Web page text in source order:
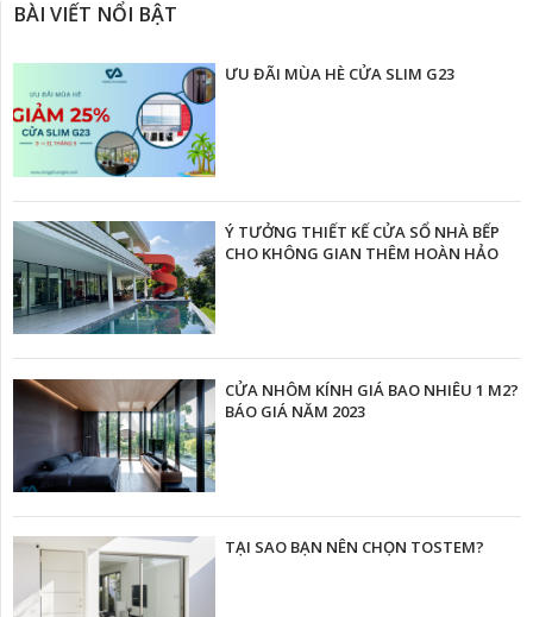
BÀI VIẾT NỔI BẬT
ƯU ĐÃI MÙA HÈ CỬA SLIM G23
Ý TƯỞNG THIẾT KẾ CỬA SỔ NHÀ BẾP
CHO KHÔNG GIAN THÊM HOÀN HẢO
CỬA NHÔM KÍNH GIÁ BAO NHIÊU 1 M2?
BÁO GIÁ NĂM 2023
TẠI SAO BẠN NÊN CHỌN TOSTEM?